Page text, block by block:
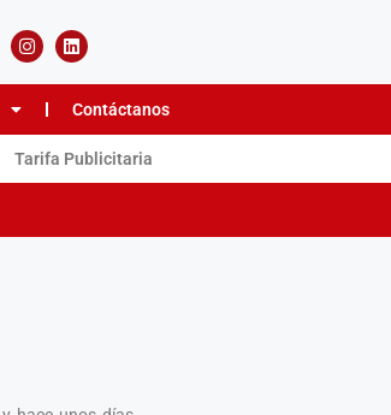
Contáctanos
Tarifa Publicitaria